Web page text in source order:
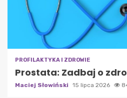
PROFILAKTYKA I ZDROWIE
Prostata: Zadbaj o
Maciej Słowiński 15 lipca 2026